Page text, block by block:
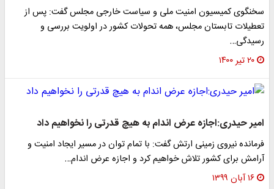
سخنگوی کمیسیون امنیت ملی و سیاست خارجی مجلس گفت: پس از
تعطیلات تابستان مجلس، همه تحولات کشور در اولویت بررسی و
رسیدگی…
۲۰ تیر ۱۴۰۰
امیر حیدری:اجازه عرض اندام به هیچ قدرتی را نخواهیم داد
فرمانده نیروی زمینی ارتش گفت: با تمام توان در مسیر ایجاد امنیت و
آرامش برای کشور تلاش خواهیم کرد و اجازه عرض اندام…
۱۶ آبان ۱۳۹۹